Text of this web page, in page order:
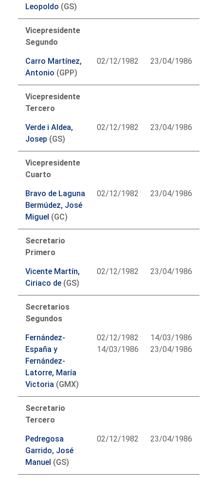
Leopoldo (GS)
Vicepresidente
Segundo
Carro Martínez,
Antonio (GPP)
02/12/1982 23/04/1986
Vicepresidente
Tercero
Verde i Aldea,
Josep (GS)
02/12/1982 23/04/1986
Vicepresidente
Cuarto
Bravo de Laguna
Bermúdez, José
Miguel (GC)
02/12/1982 23/04/1986
Secretario
Primero
Vicente Martín,
Ciriaco de (GS)
02/12/1982 23/04/1986
Secretarios
Segundos
Fernández-
España y
Fernández-
Latorre, María
Victoria (GMX)
02/12/1982
14/03/1986
14/03/1986
23/04/1986
Secretario
Tercero
Pedregosa
Garrido, José
Manuel (GS)
02/12/1982 23/04/1986